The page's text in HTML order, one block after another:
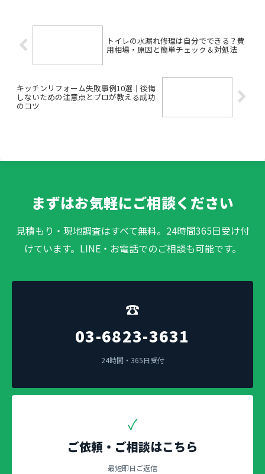
トイレの水漏れ修理は自分でできる？費
用相場・原因と簡単チェック＆対処法
キッチンリフォーム失敗事例10選｜後悔
しないための注意点とプロが教える成功
のコツ
まずはお気軽にご相談ください
見積もり・現地調査はすべて無料。24時間365日受け付
けています。LINE・お電話でのご相談も可能です。
☎
03-6823-3631
24時間・365日受付
✓
ご依頼・ご相談はこちら
最短即日ご返信